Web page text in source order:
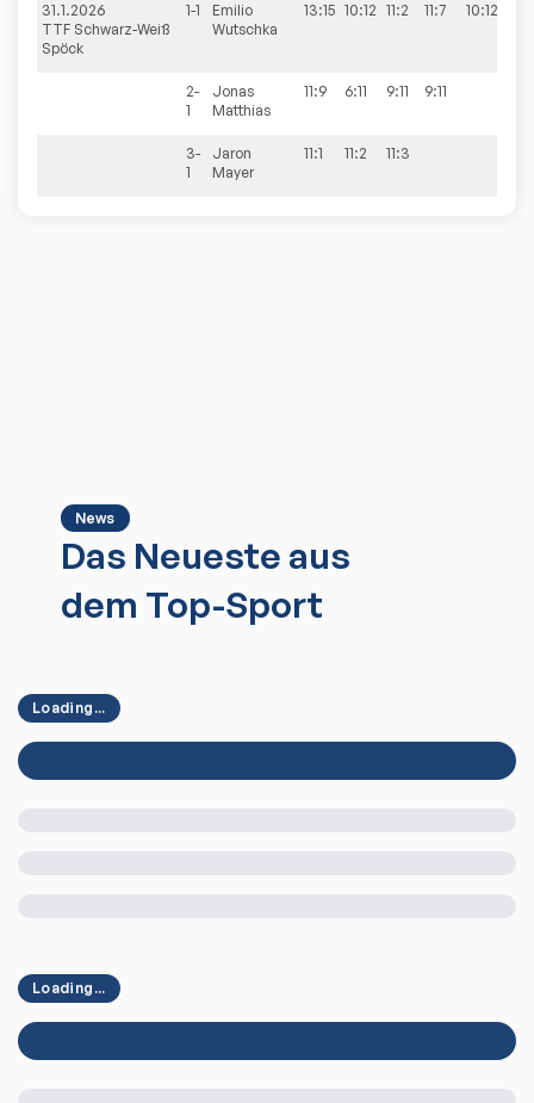
31.1.2026
TTF Schwarz-Weiß
Spöck
1-1
Emilio
Wutschka
13:15 10:12 11:2 11:7 10:12
2-
1
Jonas
Matthias
11:9 6:11 9:11 9:11
3-
1
Jaron
Mayer
11:1 11:2 11:3
News
Das Neueste aus
dem Top-Sport
Loading...
Loading...